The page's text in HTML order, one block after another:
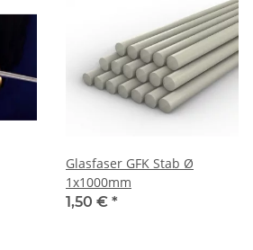
Glasfaser GFK Stab Ø
1x1000mm
1,50 € *